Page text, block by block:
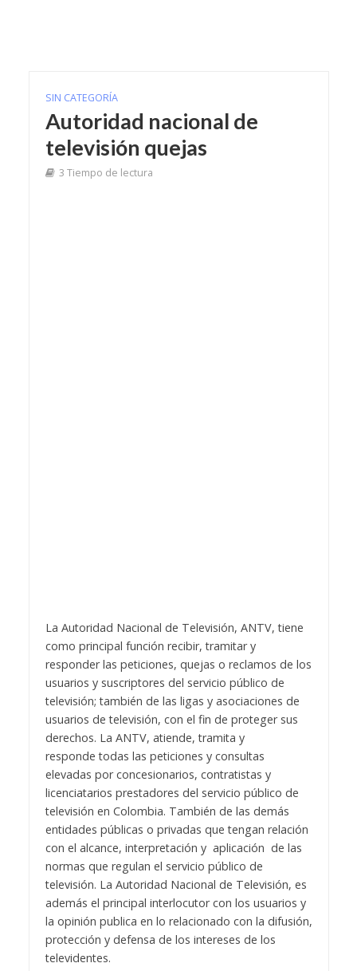
SIN CATEGORÍA
Autoridad nacional de
televisión quejas
3 Tiempo de lectura
La Autoridad Nacional de Televisión, ANTV, tiene
como principal función recibir, tramitar y
responder las peticiones, quejas o reclamos de los
usuarios y suscriptores del servicio público de
televisión; también de las ligas y asociaciones de
usuarios de televisión, con el fin de proteger sus
derechos. La ANTV, atiende, tramita y
responde todas las peticiones y consultas
elevadas por concesionarios, contratistas y
licenciatarios prestadores del servicio público de
televisión en Colombia. También de las demás
entidades públicas o privadas que tengan relación
con el alcance, interpretación y aplicación de las
normas que regulan el servicio público de
televisión. La Autoridad Nacional de Televisión, es
además el principal interlocutor con los usuarios y
la opinión publica en lo relacionado con la difusión,
protección y defensa de los intereses de los
televidentes.